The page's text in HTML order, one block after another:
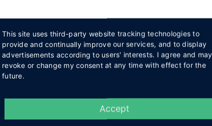
This site uses third-party website tracking technologies to
provide and continually improve our services, and to display
advertisements according to users' interests. I agree and may
revoke or change my consent at any time with effect for the
future.
Accept